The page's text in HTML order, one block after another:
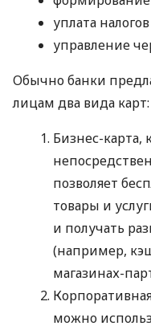
уплата
управление
Обычно банки
лицам два вида карт:
Бизнес-карта,
позволяет
товары и
и получать
(например,
магазинах-
можно